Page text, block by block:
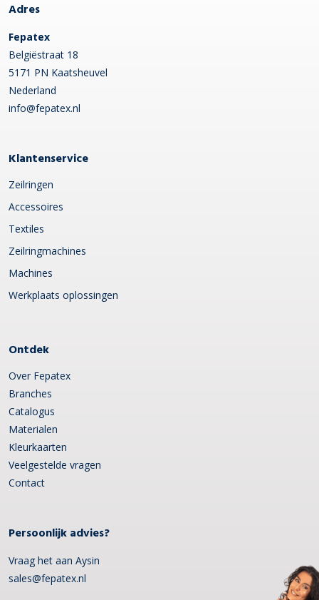
Adres
Fepatex
Belgiëstraat 18
5171 PN Kaatsheuvel
Nederland
info@fepatex.nl
Klantenservice
Zeilringen
Accessoires
Textiles
Zeilringmachines
Machines
Werkplaats oplossingen
Ontdek
Over Fepatex
Branches
Catalogus
Materialen
Kleurkaarten
Veelgestelde vragen
Contact
Persoonlijk advies?
Vraag het aan Aysin
sales@fepatex.nl